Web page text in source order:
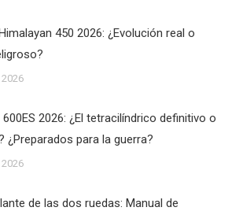
450 2026: ¿Evolución real o
2026: ¿El tetracilíndrico definitivo o
¿Preparados para la guerra?
de las dos ruedas: Manual de